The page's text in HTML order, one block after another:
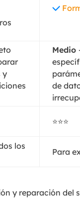
y
Medio
de
⭐⭐⭐
los
Para
y reparación del